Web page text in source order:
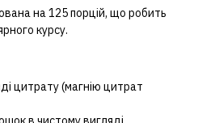
на 125 порцій, що робить
курсу.
цитрату (магнію цитрат